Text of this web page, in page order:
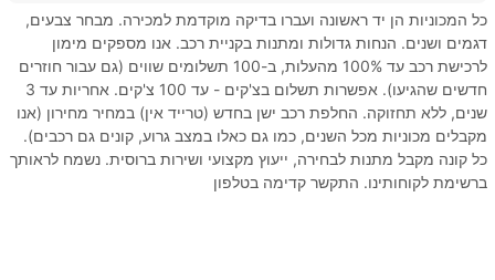
כל המכוניות הן יד ראשונה ועברו בדיקה מוקדמת למכירה. מבחר צבעים,
דגמים ושנים. הנחות גדולות ומתנות בקניית רכב. אנו מספקים מימון
לרכישת רכב עד 100% מהעלות, ב-100 תשלומים שווים (גם עבור חוזרים
חדשים שהגיעו). אפשרות תשלום בצ'קים - עד 100 צ'קים. אחריות עד 3
שנים, ללא תחזוקה. החלפת רכב ישן בחדש (טרייד אין) במחיר מחירון (אנו
מקבלים מכוניות מכל השנים, כמו גם כאלו במצב גרוע, קונים גם רכבים).
כל קונה מקבל מתנות לבחירה, ייעוץ מקצועי ושירות ברוסית. נשמח לראותך
ברשימת לקוחותינו. התקשר קדימה בטלפון